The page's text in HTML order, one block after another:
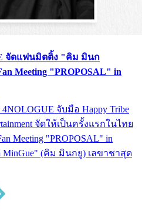
จัดแฟนมิตติ้ง "คิม มินก
Meeting "PROPOSAL" in
จับมือ Happy Tribe
จัดให้เป็นครั้งแรกในไทย
Meeting "PROPOSAL" in
(คิม มินกยู) เลขาชาสุด